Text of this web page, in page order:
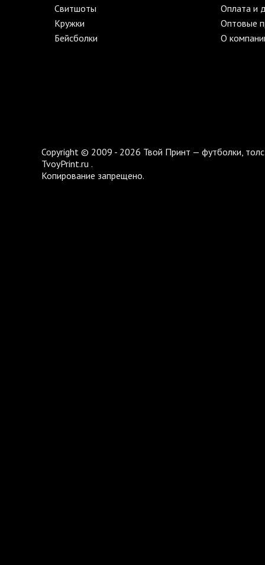
Свитшоты
Кружки
Бейсболки
Оплата и
Оптовые
О
Copyright © 2009 - 2026 Твой Принт — футболки,
TvoyPrint.ru .
Копирование запрещено.